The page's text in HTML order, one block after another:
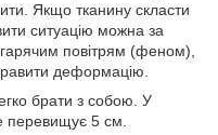
Якщо тканину скласти
ситуацію можна за
повітрям (феном),
деформацію.
брати з собою. У
перевищує 5 см.